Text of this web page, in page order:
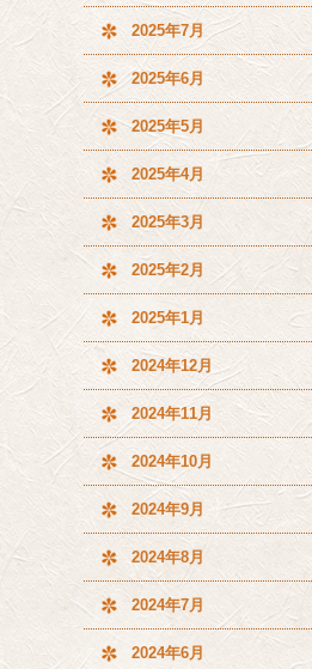
2025年7月
2025年6月
2025年5月
2025年4月
2025年3月
2025年2月
2025年1月
2024年12月
2024年11月
2024年10月
2024年9月
2024年8月
2024年7月
2024年6月